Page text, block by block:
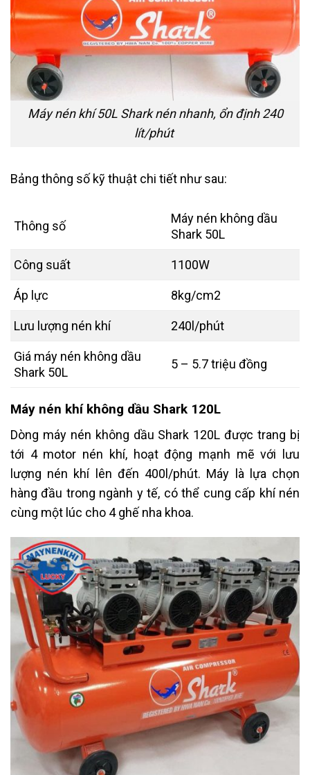
Máy nén khí 50L Shark nén nhanh, ổn định 240
lít/phút
Bảng thông số kỹ thuật chi tiết như sau:
Thông số
Máy nén không dầu
Shark 50L
Công suất 1100W
Áp lực 8kg/cm2
Lưu lượng nén khí 240l/phút
Giá máy nén không dầu
Shark 50L
5 – 5.7 triệu đồng
Máy nén khí không dầu Shark 120L
Dòng máy nén không dầu Shark 120L được trang bị
tới 4 motor nén khí, hoạt động mạnh mẽ với lưu
lượng nén khí lên đến 400l/phút. Máy là lựa chọn
hàng đầu trong ngành y tế, có thể cung cấp khí nén
cùng một lúc cho 4 ghế nha khoa.